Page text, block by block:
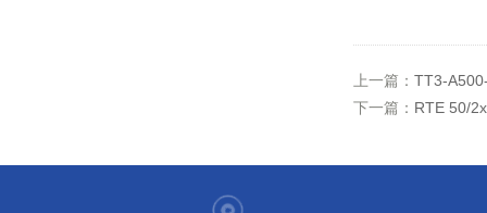
上一篇： TT3-
下一篇： RTE 50/